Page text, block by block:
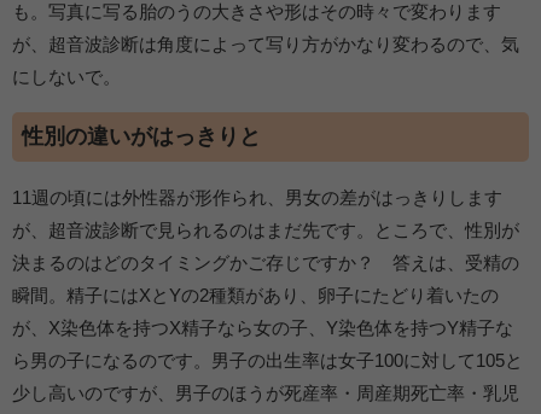
も。写真に写る胎のうの大きさや形はその時々で変わります
が、超音波診断は角度によって写り方がかなり変わるので、気
にしないで。
性別の違いがはっきりと
11週の頃には外性器が形作られ、男女の差がはっきりします
が、超音波診断で見られるのはまだ先です。ところで、性別が
決まるのはどのタイミングかご存じですか？ 答えは、受精の
瞬間。精子にはXとYの2種類があり、卵子にたどり着いたの
が、X染色体を持つX精子なら女の子、Y染色体を持つY精子な
ら男の子になるのです。男子の出生率は女子100に対して105と
少し高いのですが、男子のほうが死産率・周産期死亡率・乳児